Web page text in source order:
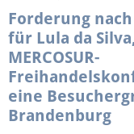
Forderung
für Lula da
MERCOSUR-
eine
Brandenburg